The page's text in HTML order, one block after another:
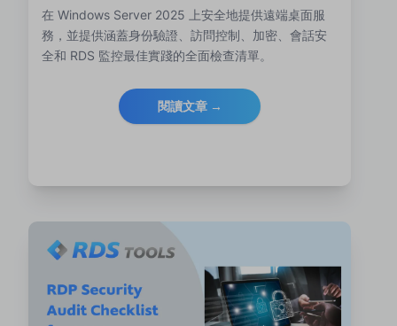
在 Windows Server 2025 上安全地提供遠端桌面服
務，並提供涵蓋身份驗證、訪問控制、加密、會話安
全和 RDS 監控最佳實踐的全面檢查清單。
閱讀文章 →